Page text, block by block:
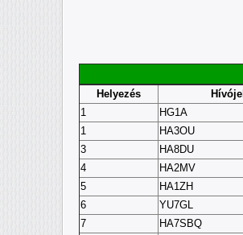
Helyezés Hívójel
1
HG1A
1
HA3OU
3
HA8DU
4
HA2MV
5
HA1ZH
6
YU7GL
7
HA7SBQ